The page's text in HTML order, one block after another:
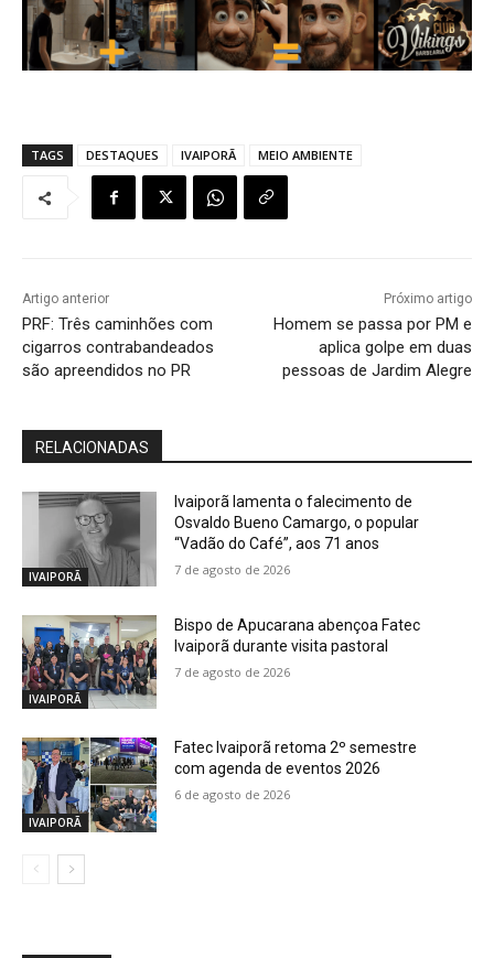
TAGS DESTAQUES IVAIPORÃ MEIO AMBIENTE
Artigo anterior
PRF: Três caminhões com
cigarros contrabandeados
são apreendidos no PR
Próximo artigo
Homem se passa por PM e
aplica golpe em duas
pessoas de Jardim Alegre
RELACIONADAS
IVAIPORÃ
Ivaiporã lamenta o falecimento de
Osvaldo Bueno Camargo, o popular
“Vadão do Café”, aos 71 anos
7 de agosto de 2026
IVAIPORÃ
Bispo de Apucarana abençoa Fatec
Ivaiporã durante visita pastoral
7 de agosto de 2026
IVAIPORÃ
Fatec Ivaiporã retoma 2º semestre
com agenda de eventos 2026
6 de agosto de 2026